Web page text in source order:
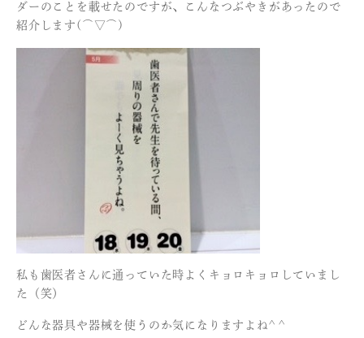
ダーのことを載せたのですが、こんなつぶやきがあったので
紹介します(⌒▽⌒)
私も歯医者さんに通っていた時よくキョロキョロしていまし
た（笑）
どんな器具や器械を使うのか気になりますよね^ ^